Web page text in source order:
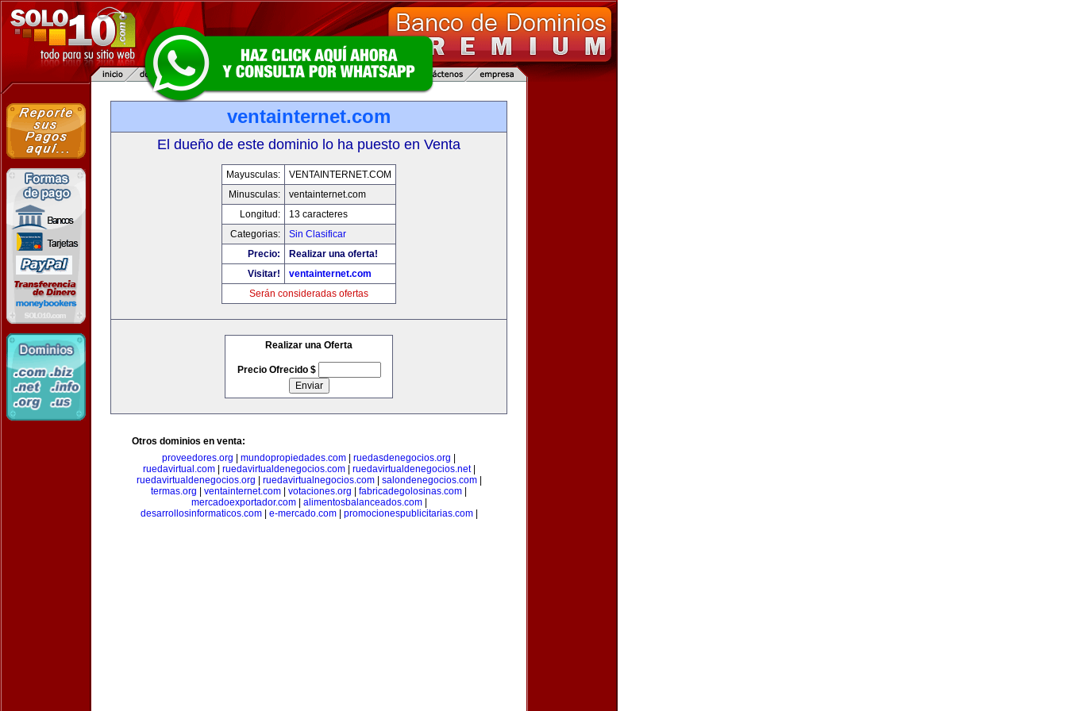
ventainternet.com
El dueño de este dominio lo ha puesto en Venta
Mayusculas:
VENTAINTERNET.COM
Minusculas:
ventainternet.com
Longitud:
13 caracteres
Categorias:
Sin Clasificar
Precio:
Realizar una oferta!
Visitar!
ventainternet.com
Serán consideradas ofertas
Realizar una Oferta
Precio Ofrecido $
Otros dominios en venta:
proveedores.org
mundopropiedades.com ruedasdenegocios.org
ruedavirtual.com| ruedavirtualdenegocios.com| ruedavirtualdenegocios.net|
ruedavirtualdenegocios.org
ruedavirtualnegocios.com| salondenegocios.com|
termas.org
ventainternet.com votaciones.org fabricadegolosinas.com
mercadoexportador.com| alimentosbalanceados.com|
desarrollosinformaticos.com| e-mercado.com| promocionespublicitarias.com|